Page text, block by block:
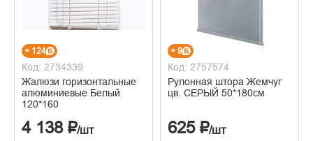
+ 124
Код: 2734339
Жалюзи горизонтальные
алюминиевые Белый
120*160
4 138 ₽/шт
+ 9
Код: 2757574
Рулонная штора Жемчуг
цв. СЕРЫЙ 50*180см
625 ₽/шт